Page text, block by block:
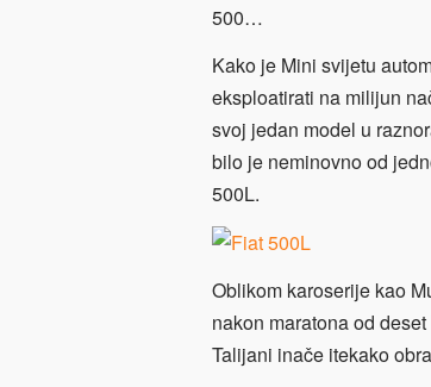
500…
Kako je Mini svijetu
eksploatirati na milijun
svoj jedan model u
bilo je neminovno od
500L.
Oblikom karoserije kao
nakon maratona od
Talijani inače itekako